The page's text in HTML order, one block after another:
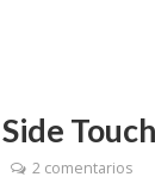
2 comentarios